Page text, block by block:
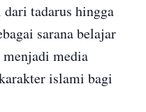
tadarus hingga
sarana belajar
media
islami bagi